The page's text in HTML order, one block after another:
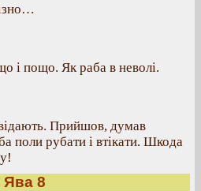
і пощо. Як раба в неволі.
Прийшов, думав
поли рубати і втікати. Шкода
Ява 8